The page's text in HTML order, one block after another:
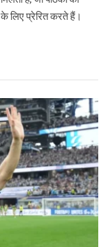
लिए प्रेरित करते हैं।